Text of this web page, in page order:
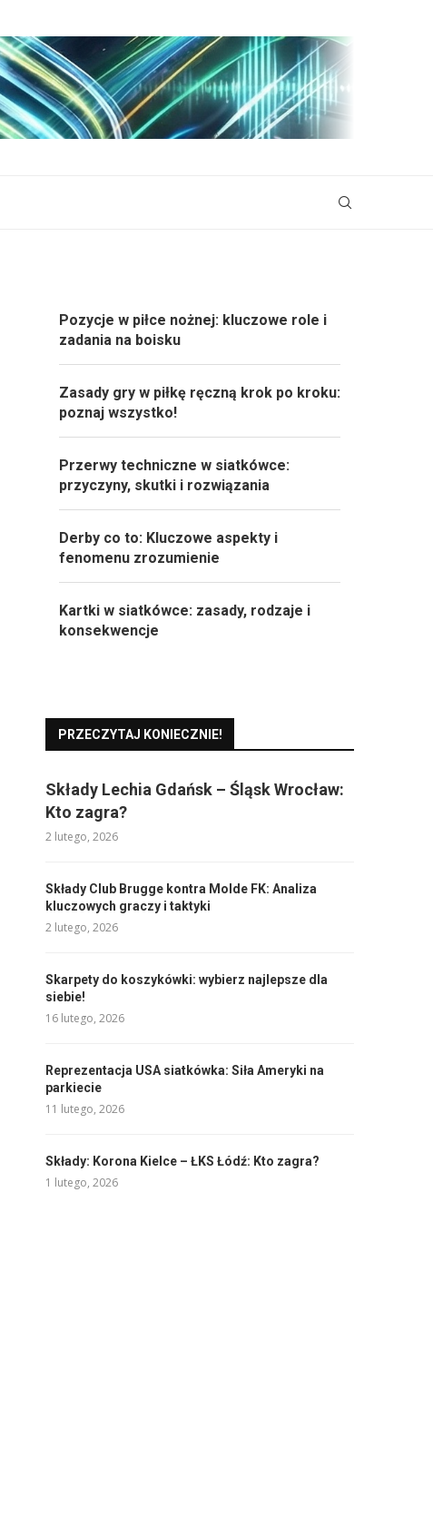
Pozycje w piłce nożnej: kluczowe role i
zadania na boisku
Zasady gry w piłkę ręczną krok po kroku:
poznaj wszystko!
Przerwy techniczne w siatkówce:
przyczyny, skutki i rozwiązania
Derby co to: Kluczowe aspekty i
fenomenu zrozumienie
Kartki w siatkówce: zasady, rodzaje i
konsekwencje
PRZECZYTAJ KONIECZNIE!
Składy Lechia Gdańsk – Śląsk Wrocław:
Kto zagra?
2 lutego, 2026
Składy Club Brugge kontra Molde FK: Analiza
kluczowych graczy i taktyki
2 lutego, 2026
Skarpety do koszykówki: wybierz najlepsze dla
siebie!
16 lutego, 2026
Reprezentacja USA siatkówka: Siła Ameryki na
parkiecie
11 lutego, 2026
Składy: Korona Kielce – ŁKS Łódź: Kto zagra?
1 lutego, 2026